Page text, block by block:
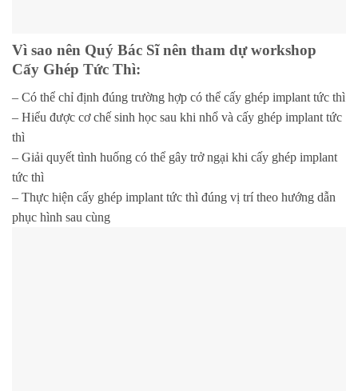
Vì sao nên Quý Bác Sĩ nên tham dự workshop
Cấy Ghép Tức Thì:
– Có thể chỉ định đúng trường hợp có thể cấy ghép implant tức thì
– Hiểu được cơ chế sinh học sau khi nhổ và cấy ghép implant tức
thì
– Giải quyết tình huống có thể gây trở ngại khi cấy ghép implant
tức thì
– Thực hiện cấy ghép implant tức thì đúng vị trí theo hướng dẫn
phục hình sau cùng